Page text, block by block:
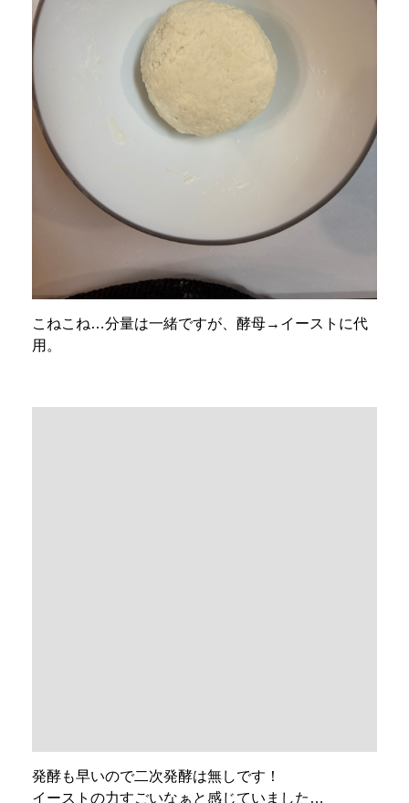
こねこね…分量は一緒ですが、酵母→イーストに代
用。
発酵も早いので二次発酵は無しです！
イーストの力すごいなぁと感じていました…